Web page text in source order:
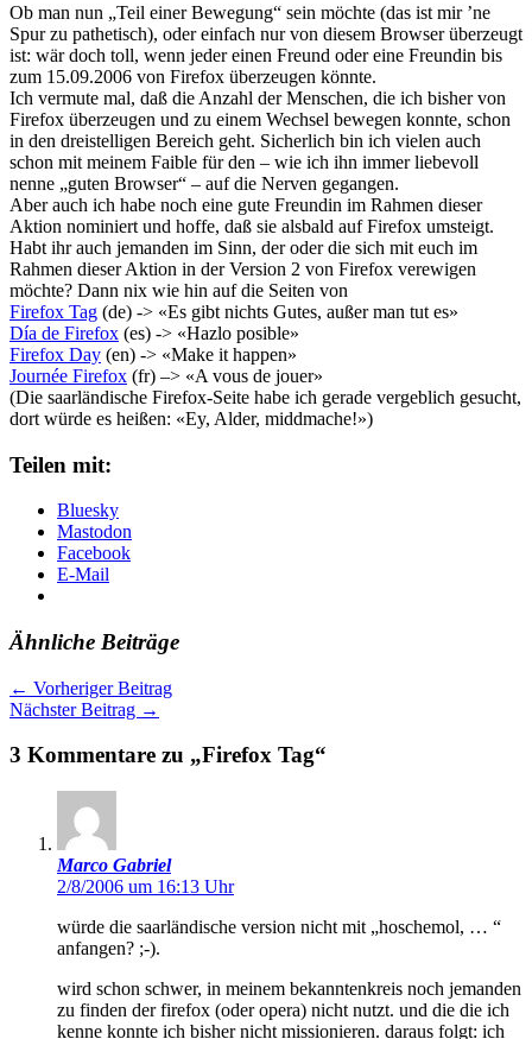
Ob man nun „Teil einer Bewegung“ sein möchte (das ist mir ’ne
Spur zu pathetisch), oder einfach nur von diesem Browser überzeugt
ist: wär doch toll, wenn jeder einen Freund oder eine Freundin bis
zum 15.09.2006 von Firefox überzeugen könnte.
Ich vermute mal, daß die Anzahl der Menschen, die ich bisher von
Firefox überzeugen und zu einem Wechsel bewegen konnte, schon
in den dreistelligen Bereich geht. Sicherlich bin ich vielen auch
schon mit meinem Faible für den – wie ich ihn immer liebevoll
nenne „guten Browser“ – auf die Nerven gegangen.
Aber auch ich habe noch eine gute Freundin im Rahmen dieser
Aktion nominiert und hoffe, daß sie alsbald auf Firefox umsteigt.
Habt ihr auch jemanden im Sinn, der oder die sich mit euch im
Rahmen dieser Aktion in der Version 2 von Firefox verewigen
möchte? Dann nix wie hin auf die Seiten von
Firefox Tag (de) -> «Es gibt nichts Gutes, außer man tut es»
Día de Firefox (es) -> «Hazlo posible»
Firefox Day (en) -> «Make it happen»
Journée Firefox (fr) –> «A vous de jouer»
(Die saarländische Firefox-Seite habe ich gerade vergeblich gesucht,
dort würde es heißen: «Ey, Alder, middmache!»)
Teilen mit:
Bluesky
Mastodon
Facebook
E-Mail
Ähnliche Beiträge
← Vorheriger Beitrag
Nächster Beitrag →
3 Kommentare zu „Firefox Tag“
Marco Gabriel
2/8/2006 um 16:13 Uhr
würde die saarländische version nicht mit „hoschemol, … “
anfangen? ;-).
wird schon schwer, in meinem bekanntenkreis noch jemanden
zu finden der firefox (oder opera) nicht nutzt. und die die ich
kenne konnte ich bisher nicht missionieren. daraus folgt: ich